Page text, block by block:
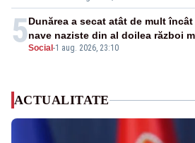
5Social -1 aug. 2026, 23:10
Dunărea a secat atât de mult
nave naziste din al doilea război
ACTUALITATE